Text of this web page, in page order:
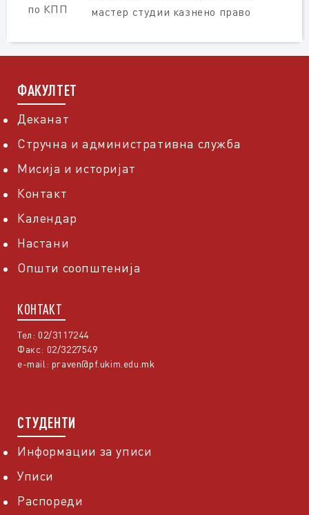
по КПП
мастер студии казнено право
ФАКУЛТЕТ
Деканат
Стручна и административна служба
Мисија и историјат
Контакт
Календар
Настани
Општи соопштенија
КОНТАКТ
Тел: 02/3117244
Факс: 02/3227549
e-mail: praven@pf.ukim.edu.mk
СТУДЕНТИ
Информации за уписи
Уписи
Распореди